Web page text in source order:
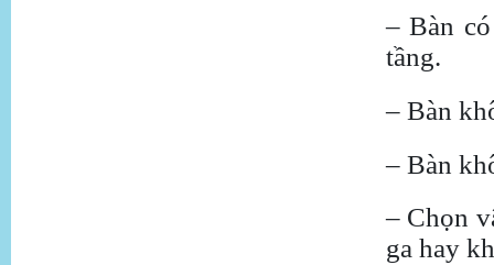
– Bàn
tầng.
– Bàn
– Bàn
– Chọn
ga hay